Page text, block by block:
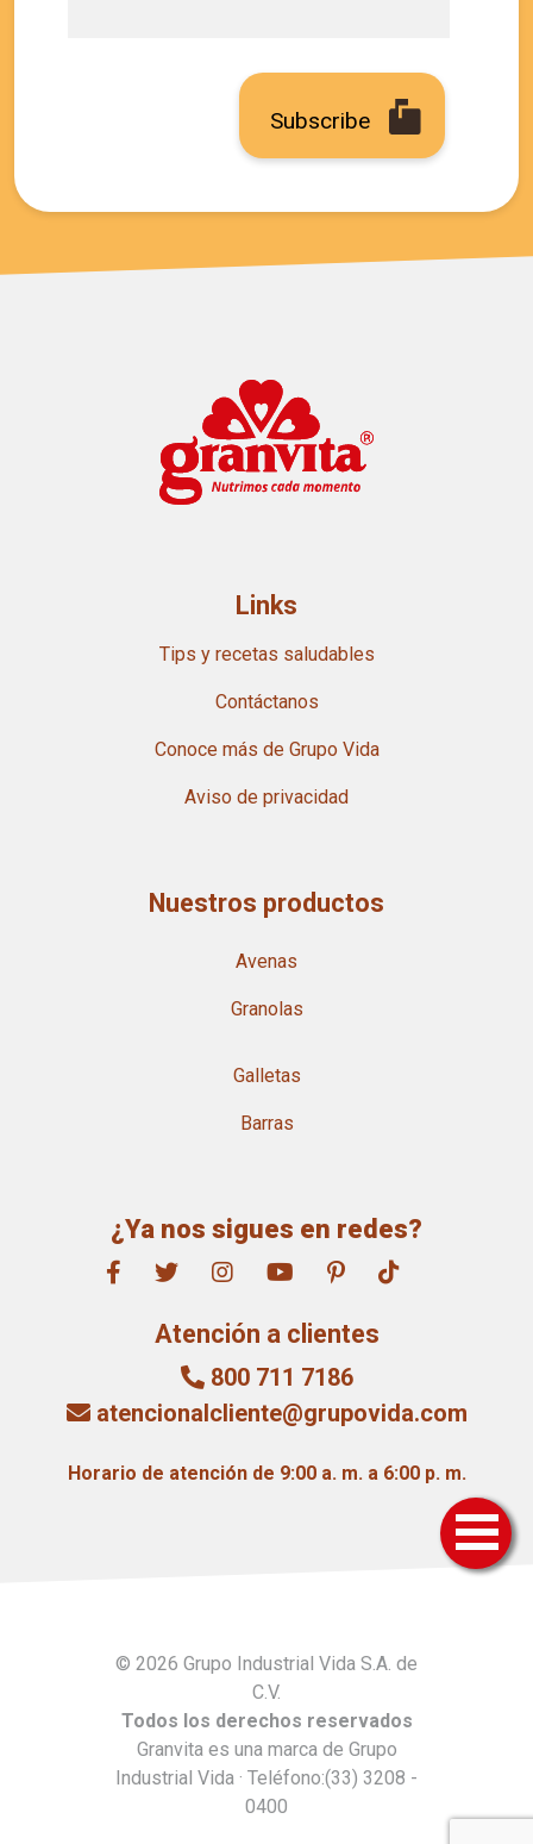
Links
Tips y recetas saludables
Contáctanos
Conoce más de Grupo Vida
Aviso de privacidad
Nuestros productos
Avenas
Granolas
Galletas
Barras
¿Ya nos sigues en redes?
Atención a clientes
800 711 7186
atencionalcliente@grupovida.com
Horario de atención de 9:00 a. m. a 6:00 p. m.
© 2026 Grupo Industrial Vida S.A. de
C.V.
Todos los derechos reservados
Granvita es una marca de Grupo
Industrial Vida · Teléfono:(33) 3208 -
0400